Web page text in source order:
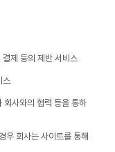
제 등의 제반 서비스
스
사와의 협력 등을 통하
우 회사는 사이트를 통해